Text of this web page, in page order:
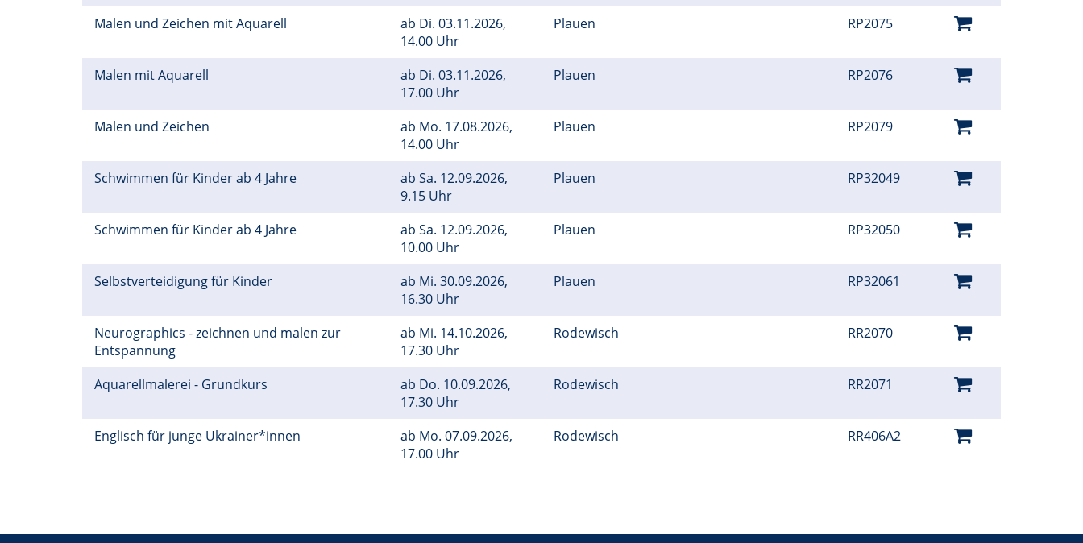
Malen und Zeichen mit Aquarell ab Di. 03.11.2026,
14.00 Uhr
Plauen RP2075
Malen mit Aquarell ab Di. 03.11.2026,
17.00 Uhr
Plauen RP2076
Malen und Zeichen ab Mo. 17.08.2026,
14.00 Uhr
Plauen RP2079
Schwimmen für Kinder ab 4 Jahre ab Sa. 12.09.2026,
9.15 Uhr
Plauen RP32049
Schwimmen für Kinder ab 4 Jahre ab Sa. 12.09.2026,
10.00 Uhr
Plauen RP32050
Selbstverteidigung für Kinder ab Mi. 30.09.2026,
16.30 Uhr
Plauen RP32061
Neurographics - zeichnen und malen zur
Entspannung
ab Mi. 14.10.2026,
17.30 Uhr
Rodewisch RR2070
Aquarellmalerei - Grundkurs ab Do. 10.09.2026,
17.30 Uhr
Rodewisch RR2071
Englisch für junge Ukrainer*innen ab Mo. 07.09.2026,
17.00 Uhr
Rodewisch RR406A2